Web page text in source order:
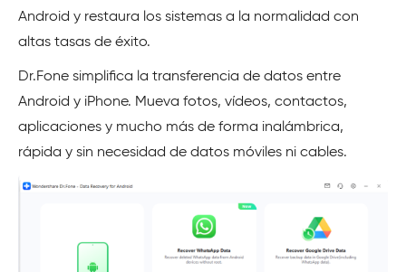
Android y restaura los sistemas a la normalidad con
altas tasas de éxito.
Dr.Fone simplifica la transferencia de datos entre
Android y iPhone. Mueva fotos, vídeos, contactos,
aplicaciones y mucho más de forma inalámbrica,
rápida y sin necesidad de datos móviles ni cables.